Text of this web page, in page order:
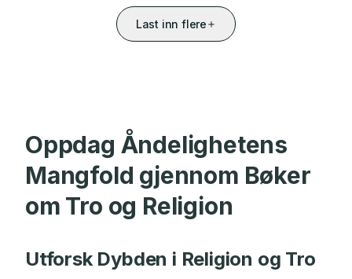
Last inn flere
Oppdag Åndelighetens
Mangfold gjennom Bøker
om Tro og Religion
Utforsk Dybden i Religion og Tro